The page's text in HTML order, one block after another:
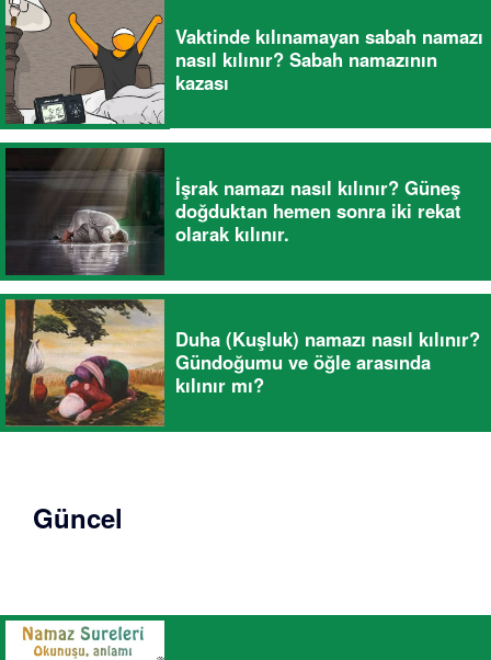
Vaktinde kılınamayan sabah namazı
nasıl kılınır? Sabah namazının
kazası
İşrak namazı nasıl kılınır? Güneş
doğduktan hemen sonra iki rekat
olarak kılınır.
Duha (Kuşluk) namazı nasıl kılınır?
Gündoğumu ve öğle arasında
kılınır mı?
Güncel